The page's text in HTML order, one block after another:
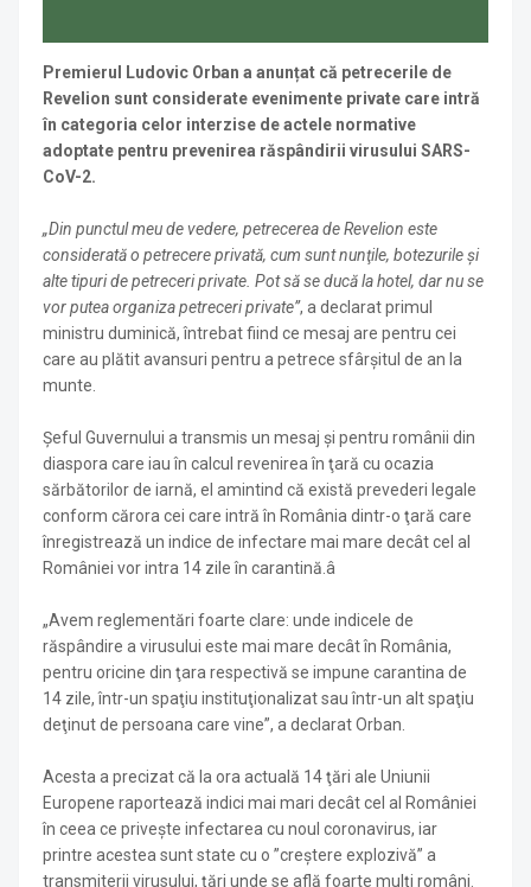
Premierul Ludovic Orban a anunțat că petrecerile de
Revelion sunt considerate evenimente private care intră
în categoria celor interzise de actele normative
adoptate pentru prevenirea răspândirii virusului SARS-
CoV-2.
„Din punctul meu de vedere, petrecerea de Revelion este
considerată o petrecere privată, cum sunt nunţile, botezurile şi
alte tipuri de petreceri private. Pot să se ducă la hotel, dar nu se
vor putea organiza petreceri private”, a declarat primul
ministru duminică, întrebat fiind ce mesaj are pentru cei
care au plătit avansuri pentru a petrece sfârşitul de an la
munte.
Şeful Guvernului a transmis un mesaj şi pentru românii din
diaspora care iau în calcul revenirea în ţară cu ocazia
sărbătorilor de iarnă, el amintind că există prevederi legale
conform cărora cei care intră în România dintr-o ţară care
înregistrează un indice de infectare mai mare decât cel al
României vor intra 14 zile în carantină.â
„Avem reglementări foarte clare: unde indicele de
răspândire a virusului este mai mare decât în România,
pentru oricine din ţara respectivă se impune carantina de
14 zile, într-un spaţiu instituţionalizat sau într-un alt spaţiu
deţinut de persoana care vine”, a declarat Orban.
Acesta a precizat că la ora actuală 14 ţări ale Uniunii
Europene raportează indici mai mari decât cel al României
în ceea ce priveşte infectarea cu noul coronavirus, iar
printre acestea sunt state cu o ”creştere explozivă” a
transmiterii virusului, ţări unde se află foarte mulţi români.